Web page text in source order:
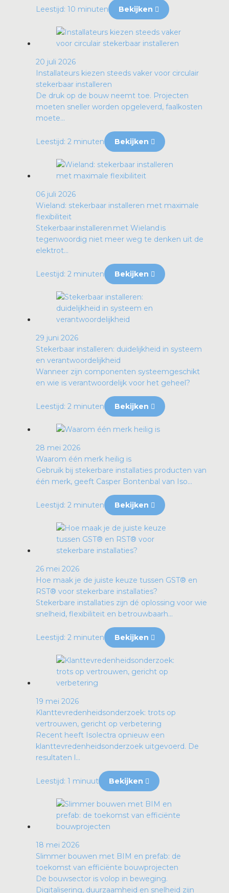
Leestijd: 10 minuten Bekijken
20 juli 2026
Installateurs kiezen steeds vaker voor circulair
stekerbaar installeren
De druk op de bouw neemt toe. Projecten
moeten sneller worden opgeleverd, faalkosten
moete...
Leestijd: 2 minuten Bekijken
06 juli 2026
Wieland: stekerbaar installeren met maximale
flexibiliteit
Stekerbaar installeren met Wieland is
tegenwoordig niet meer weg te denken uit de
elektrot...
Leestijd: 2 minuten Bekijken
29 juni 2026
Stekerbaar installeren: duidelijkheid in systeem
en verantwoordelijkheid
Wanneer zijn componenten systeemgeschikt
en wie is verantwoordelijk voor het geheel?
Leestijd: 2 minuten Bekijken
28 mei 2026
Waarom één merk heilig is
Gebruik bij stekerbare installaties producten van
één merk, geeft Casper Bontenbal van Iso...
Leestijd: 2 minuten Bekijken
26 mei 2026
Hoe maak je de juiste keuze tussen GST® en
RST® voor stekerbare installaties?
Stekerbare installaties zijn dé oplossing voor wie
snelheid, flexibiliteit en betrouwbaarh...
Leestijd: 2 minuten Bekijken
19 mei 2026
Klanttevredenheidsonderzoek: trots op
vertrouwen, gericht op verbetering
Recent heeft Isolectra opnieuw een
klanttevredenheidsonderzoek uitgevoerd. De
resultaten l...
Leestijd: 1 minuut Bekijken
18 mei 2026
Slimmer bouwen met BIM en prefab: de
toekomst van efficiënte bouwprojecten
De bouwsector is volop in beweging.
Digitalisering, duurzaamheid en snelheid zijn